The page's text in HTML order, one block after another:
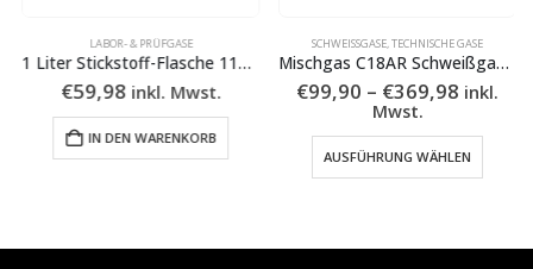
LABOR- & PRÜFGASE
1 Liter Stickstoff-Flasche 110Bar
€59,98 inkl. Mwst.
IN DEN WARENKORB
SCHWEISSGASE ,TECHNISCHE GASE
Mischgas C18AR Schweißgas 10 Liter
€99,90 – €369,98
€369,98
inkl.
Mwst.
AUSFÜHRUNG WÄHLEN
Dieses Produkt weist mehrere Varianten auf. Die Optionen können auf der Produktseite